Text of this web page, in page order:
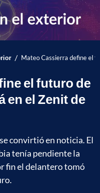
/ Mateo Cassierra define el
el futuro de
en el Zenit de
convirtió en noticia. El
tenía pendiente la
fin el delantero tomó